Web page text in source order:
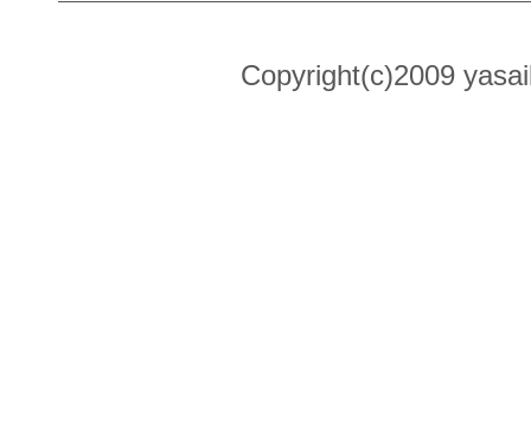
Copyright(c)2009